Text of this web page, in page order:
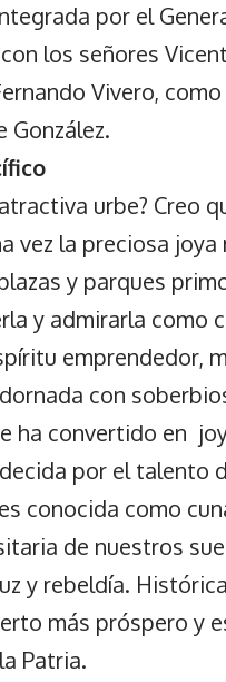
por el
los señores
Vivero,
González.
urbe? Creo
vez la preciosa
y parques
y admirarla como
emprendedor,
con
ha convertido en
por el talento
conocida como
de nuestros
y rebeldía.
más próspero y
Patria.